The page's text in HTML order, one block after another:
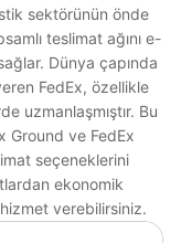
sektörünün önde
teslimat ağını e-
Dünya çapında
FedEx, özellikle
uzmanlaşmıştır. Bu
Ground ve FedEx
seçeneklerini
ekonomik
verebilirsiniz.